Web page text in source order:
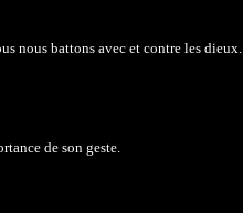
nous battons avec et contre les dieux.
de son geste.